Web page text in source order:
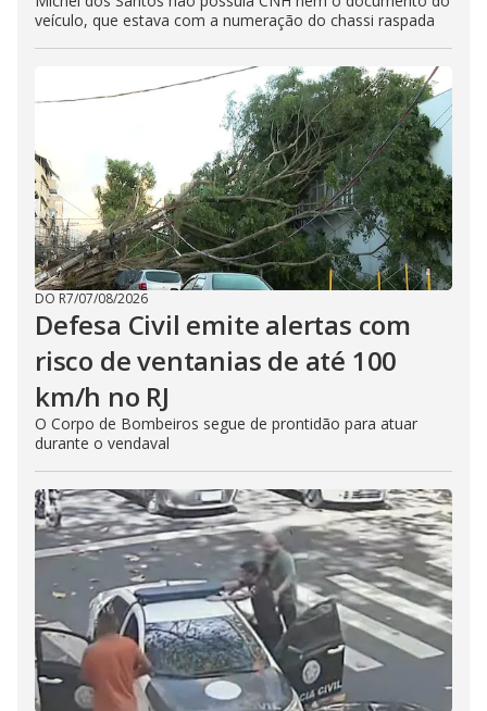
veículo, que estava com a numeração do chassi raspada
DO R7/07/08/2026
Defesa Civil emite alertas com
risco de ventanias de até 100
km/h no RJ
O Corpo de Bombeiros segue de prontidão para atuar
durante o vendaval